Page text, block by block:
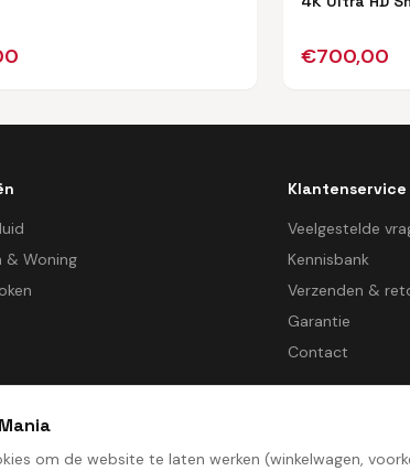
om de website te laten werken (winkelwagen,
€700,00
& Woning
Klantenservice
Veelgestelde
Kennisbank
Verzenden &
Garantie
Contact